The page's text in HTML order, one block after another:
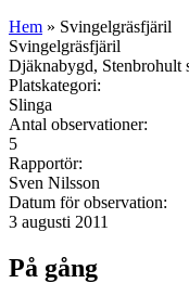
Hem » Svingelgräsfjäril
Svingelgräsfjäril
Djäknabygd, Stenbrohult
Platskategori:
Slinga
Antal observationer:
5
Rapportör:
Sven Nilsson
Datum för observation:
3 augusti 2011
På gång